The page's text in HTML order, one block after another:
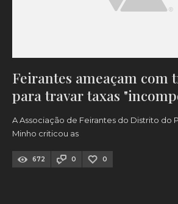
Feirantes ameaçam com
para travar taxas
A Associação de Feirantes do Distrito do
Minho criticou as
672 0 0